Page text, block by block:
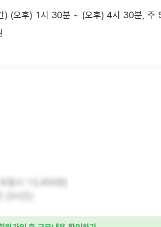
) (오후) 1시 30분 ~ (오후) 4시 30분, 주